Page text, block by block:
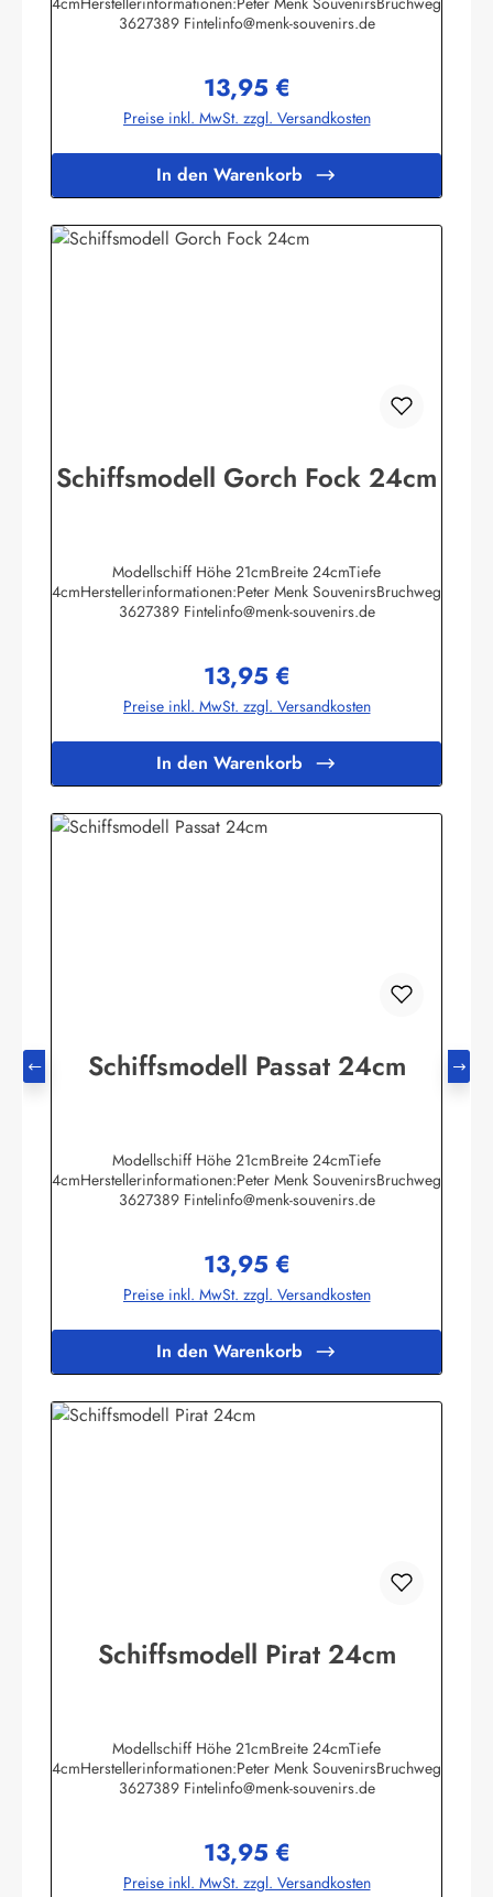
3627389 Fintelinfo@menk-souvenirs.de
Regulärer Preis:
13,95 €
Preise inkl. MwSt. zzgl. Versandkosten
In den Warenkorb
Schiffsmodell Gorch Fock 24cm
Modellschiff Höhe 21cmBreite 24cmTiefe
4cmHerstellerinformationen:Peter Menk SouvenirsBruchweg
3627389 Fintelinfo@menk-souvenirs.de
Regulärer Preis:
13,95 €
Preise inkl. MwSt. zzgl. Versandkosten
In den Warenkorb
Schiffsmodell Passat 24cm
Modellschiff Höhe 21cmBreite 24cmTiefe
4cmHerstellerinformationen:Peter Menk SouvenirsBruchweg
3627389 Fintelinfo@menk-souvenirs.de
Regulärer Preis:
13,95 €
Preise inkl. MwSt. zzgl. Versandkosten
In den Warenkorb
Schiffsmodell Pirat 24cm
Modellschiff Höhe 21cmBreite 24cmTiefe
4cmHerstellerinformationen:Peter Menk SouvenirsBruchweg
3627389 Fintelinfo@menk-souvenirs.de
Regulärer Preis:
13,95 €
Preise inkl. MwSt. zzgl. Versandkosten